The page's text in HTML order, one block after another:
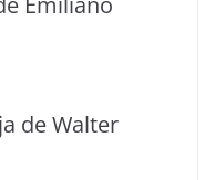
de Walter